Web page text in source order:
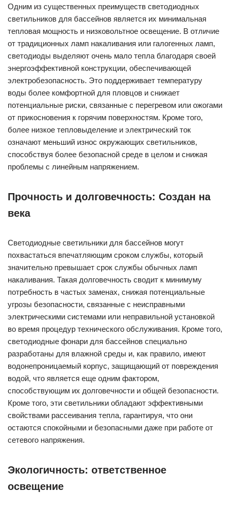
Одним из существенных преимуществ светодиодных
светильников для бассейнов является их минимальная
тепловая мощность и низковольтное освещение. В отличие
от традиционных ламп накаливания или галогенных ламп,
светодиоды выделяют очень мало тепла благодаря своей
энергоэффективной конструкции, обеспечивающей
электробезопасность. Это поддерживает температуру
воды более комфортной для пловцов и снижает
потенциальные риски, связанные с перегревом или ожогами
от прикосновения к горячим поверхностям. Кроме того,
более низкое тепловыделение и электрический ток
означают меньший износ окружающих светильников,
способствуя более безопасной среде в целом и снижая
проблемы с линейным напряжением.
Прочность и долговечность: Создан на
века
Светодиодные светильники для бассейнов могут
похвастаться впечатляющим сроком службы, который
значительно превышает срок службы обычных ламп
накаливания. Такая долговечность сводит к минимуму
потребность в частых заменах, снижая потенциальные
угрозы безопасности, связанные с неисправными
электрическими системами или неправильной установкой
во время процедур технического обслуживания. Кроме того,
светодиодные фонари для бассейнов специально
разработаны для влажной среды и, как правило, имеют
водонепроницаемый корпус, защищающий от повреждения
водой, что является еще одним фактором,
способствующим их долговечности и общей безопасности.
Кроме того, эти светильники обладают эффективными
свойствами рассеивания тепла, гарантируя, что они
остаются спокойными и безопасными даже при работе от
сетевого напряжения.
Экологичность: ответственное
освещение